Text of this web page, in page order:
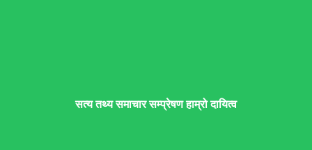
सत्य तथ्य समाचार सम्प्रेषण हाम्रो दायित्व